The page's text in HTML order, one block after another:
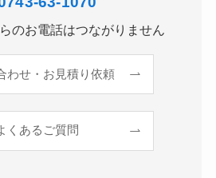
のお電話はつながりません
わせ・お見積り依頼
くあるご質問